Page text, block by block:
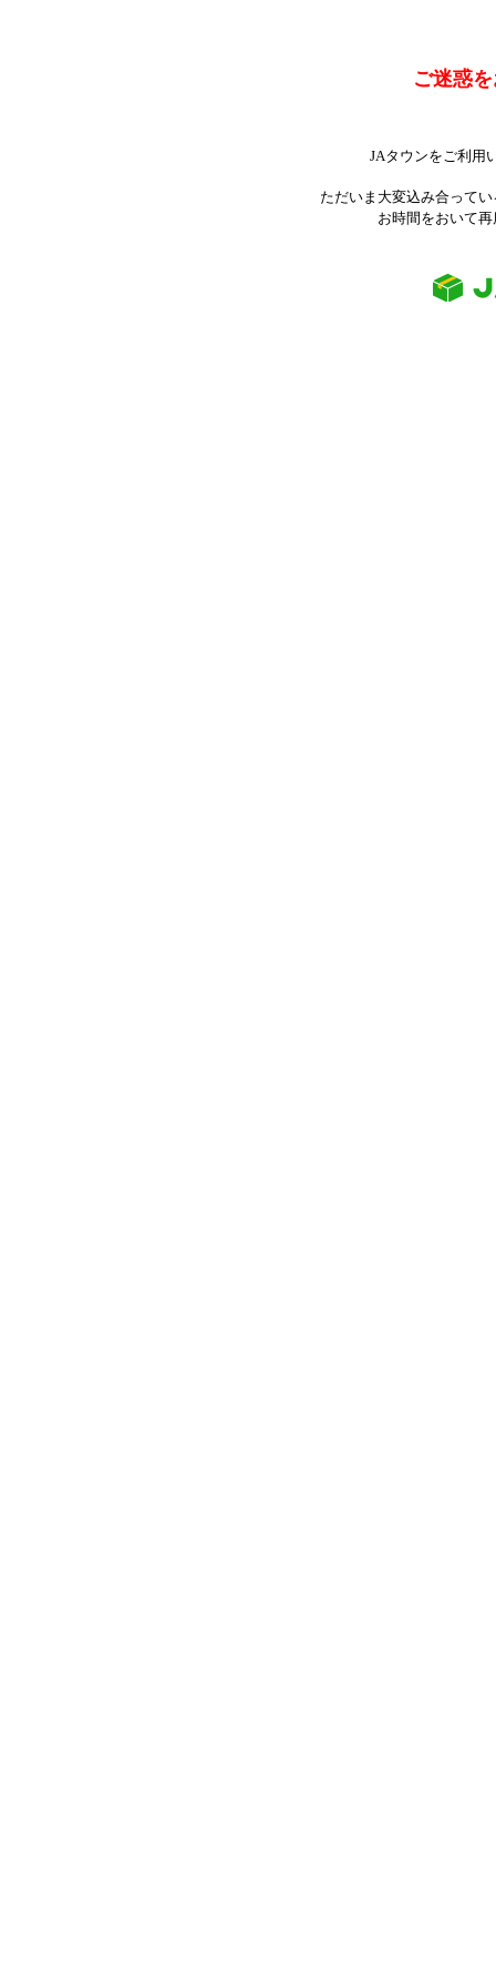
ご迷惑
JAタウンをご利用
ただいま大変込み合って
お時間をおいて